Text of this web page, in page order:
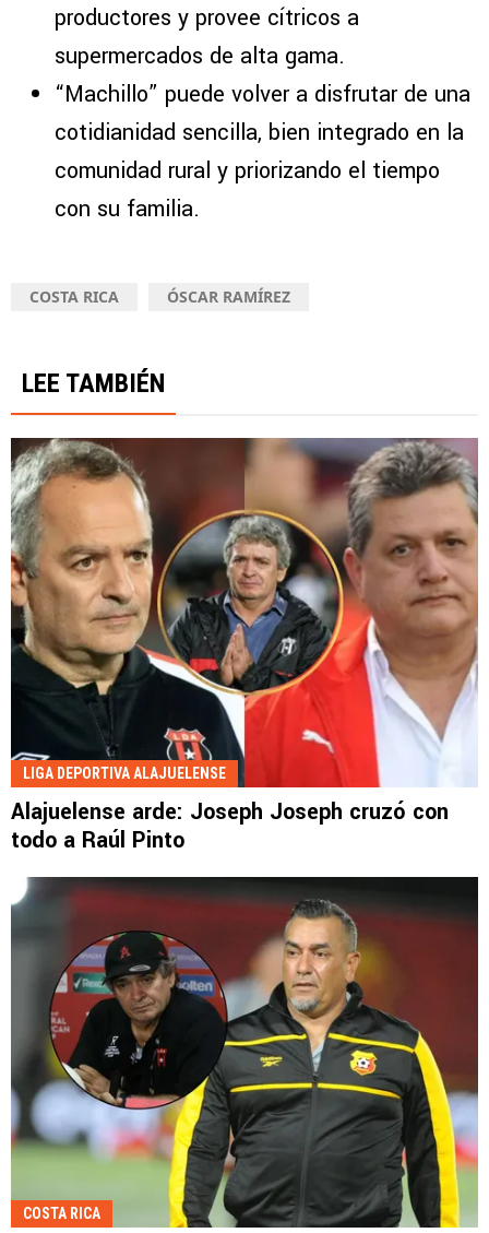
productores y provee cítricos a
supermercados de alta gama.
“Machillo” puede volver a disfrutar de una
cotidianidad sencilla, bien integrado en la
comunidad rural y priorizando el tiempo
con su familia.
COSTA RICA ÓSCAR RAMÍREZ
LEE TAMBIÉN
LIGA DEPORTIVA ALAJUELENSE
Alajuelense arde: Joseph Joseph cruzó con
todo a Raúl Pinto
COSTA RICA